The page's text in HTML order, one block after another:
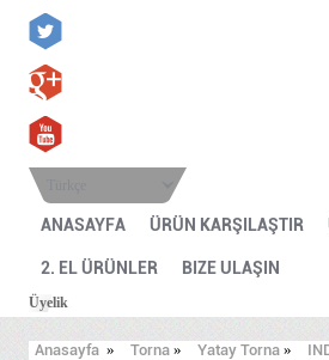
ANASAYFA ÜRÜN KARŞILAŞTIR
2. EL ÜRÜNLER BIZE ULAŞIN
Üyelik
Anasayfa » Torna » Yatay Torna »